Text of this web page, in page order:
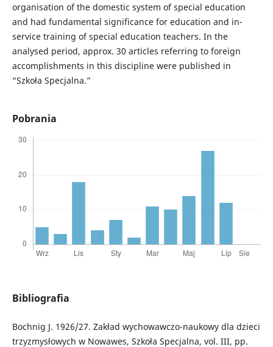
organisation of the domestic system of special education
and had fundamental significance for education and in-
service training of special education teachers. In the
analysed period, approx. 30 articles referring to foreign
accomplishments in this discipline were published in
“Szkoła Specjalna.”
Pobrania
Bibliografia
Bochnig J. 1926/27. Zakład wychowawczo-naukowy dla dzieci
trzyzmysłowych w Nowawes, Szkoła Specjalna, vol. III, pp.